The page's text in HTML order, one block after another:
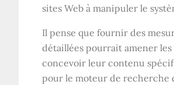
sites Web à manipuler le
Il pense que fournir des
détaillées pourrait amener
concevoir leur contenu
pour le moteur de recherche